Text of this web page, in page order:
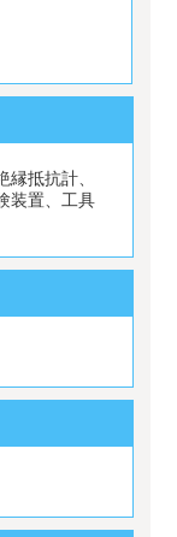
抵抗計、
装置、工具